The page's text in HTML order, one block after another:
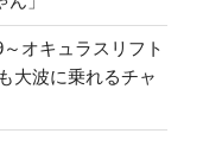
オキュラスリフト
大波に乗れるチャ